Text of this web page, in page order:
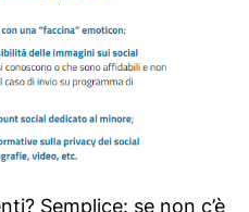
Semplice: se non c’è